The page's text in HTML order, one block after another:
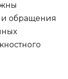
и обращения